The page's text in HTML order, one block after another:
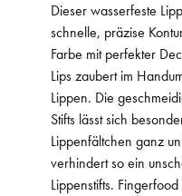
Dieser wasserfeste
schnelle, präzise
Farbe mit perfekter
Lips zaubert im
Lippen. Die
Stifts lässt sich
Lippenfältchen ganz
verhindert so ein
Lippenstifts.